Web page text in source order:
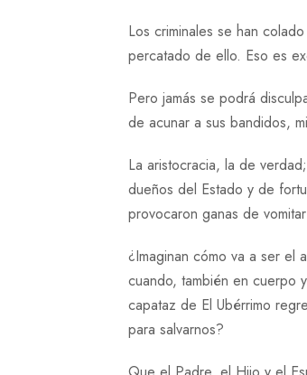
Los criminales se han
percatado de ello. Eso es
Pero jamás se podrá
de acunar a sus bandidos,
La aristocracia, la de
dueños del Estado y de
provocaron ganas de
¿Imaginan cómo va a ser el
cuando, también en cuerpo
capataz de El Ubérrimo
para salvarnos?